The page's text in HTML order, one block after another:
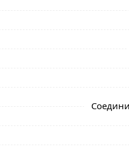
сооружений из
покрытие; длительный
140х60х2 мм из